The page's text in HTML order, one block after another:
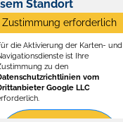
Standort
Detmold
Zustimmung erforderlich
die Aktivierung der Karten- und
ist Ihre
zu den
vom
Google LLC